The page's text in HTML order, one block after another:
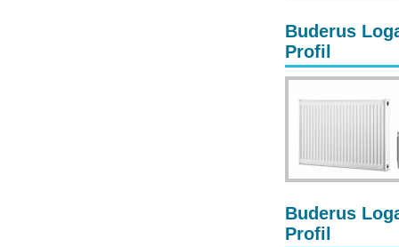
Buderus
Profil
Buderus
Profil